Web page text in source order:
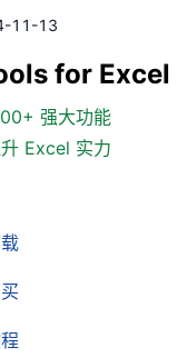
11-13
for Excel
强大功能
Excel 实力